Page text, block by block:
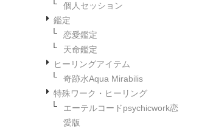
個人セッション
鑑定
恋愛鑑定
天命鑑定
ヒーリングアイテム
奇跡水Aqua Mirabilis
特殊ワーク・ヒーリング
エーテルコードpsychicwork恋
愛版